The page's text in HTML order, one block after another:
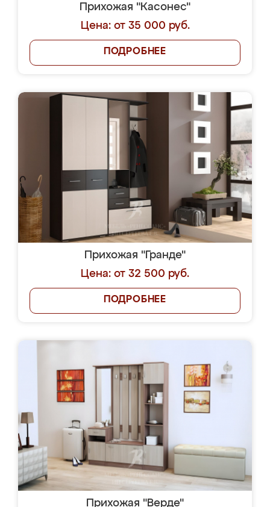
Прихожая "Касонес"
Цена: от 35 000 руб.
ПОДРОБНЕЕ
Прихожая "Гранде"
Цена: от 32 500 руб.
ПОДРОБНЕЕ
Прихожая "Верде"